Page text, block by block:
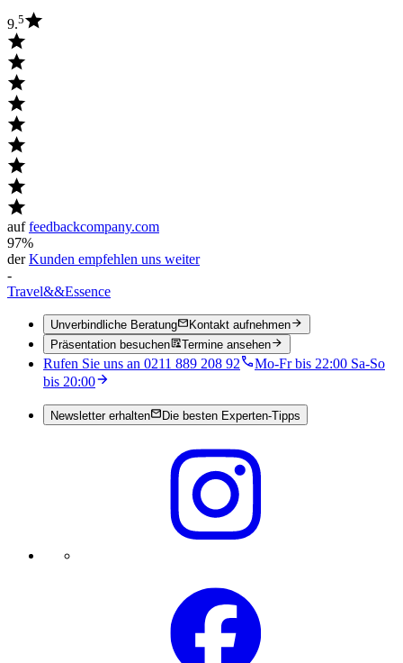
9.5
auffeedbackcompany.com
97%
derKunden empfehlen uns weiter
-
Travel&&Essence
Unverbindliche Beratung
Kontakt aufnehmen
Präsentation besuchen
Termine ansehen
Rufen Sie uns an 0211 889 208 92
Mo-Fr bis 22:00 Sa-So
bis 20:00
Newsletter erhalten Die besten Experten-Tipps